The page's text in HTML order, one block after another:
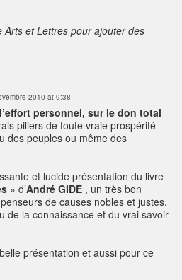
Arts et Lettres pour ajouter des
2010 at 9:38
personnel, sur le don total
piliers de toute vraie prospérité
des peuples ou même des
et lucide présentation du livre
» d’André GIDE , un très bon
de causes nobles et justes.
de la connaissance et du vrai savoir
présentation et aussi pour ce